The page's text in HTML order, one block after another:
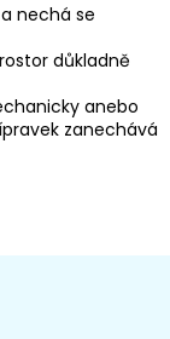
nechá se
důkladně
anebo
zanechává